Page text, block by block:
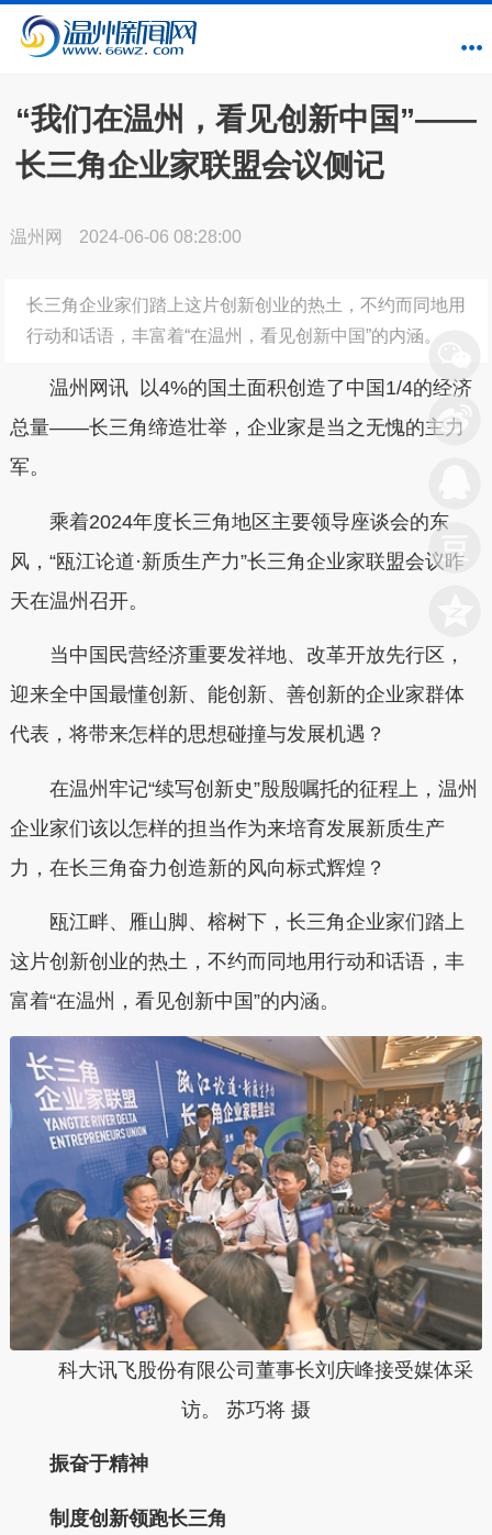
“我们在温州，看见创新中国”——
长三角企业家联盟会议侧记
温州网 2024-06-06 08:28:00
长三角企业家们踏上这片创新创业的热土，不约而同地用
行动和话语，丰富着“在温州，看见创新中国”的内涵。
温州网讯 以4%的国土面积创造了中国1/4的经济
总量——长三角缔造壮举，企业家是当之无愧的主力
军。
乘着2024年度长三角地区主要领导座谈会的东
风，“瓯江论道·新质生产力”长三角企业家联盟会议昨
天在温州召开。
当中国民营经济重要发祥地、改革开放先行区，
迎来全中国最懂创新、能创新、善创新的企业家群体
代表，将带来怎样的思想碰撞与发展机遇？
在温州牢记“续写创新史”殷殷嘱托的征程上，温州
企业家们该以怎样的担当作为来培育发展新质生产
力，在长三角奋力创造新的风向标式辉煌？
瓯江畔、雁山脚、榕树下，长三角企业家们踏上
这片创新创业的热土，不约而同地用行动和话语，丰
富着“在温州，看见创新中国”的内涵。
科大讯飞股份有限公司董事长刘庆峰接受媒体采
访。 苏巧将 摄
振奋于精神
制度创新领跑长三角